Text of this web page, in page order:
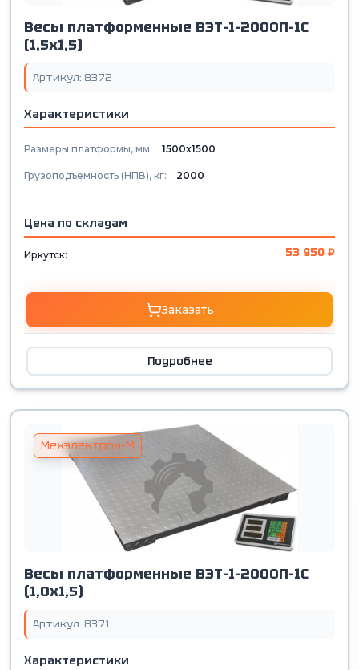
Весы платформенные ВЭТ-1-2000П-1С
(1,5х1,5)
Артикул: 8372
Характеристики
Размеры платформы, мм: 1500х1500
Грузоподъемность (НПВ), кг: 2000
Цена по складам
Иркутск: 53 950 ₽
Заказать
Подробнее
Мехэлектрон-М
Весы платформенные ВЭТ-1-2000П-1С
(1,0х1,5)
Артикул: 8371
Характеристики